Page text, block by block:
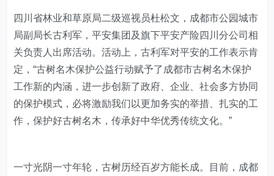
四川省林业和草原局二级巡视员杜松文，成都市公园城市
局副局长古利军，平安集团及旗下平安产险四川分公司相
关负责人出席活动。活动上，古利军对平安的工作表示肯
定，“古树名木保护公益行动赋予了成都市古树名木保护
工作新的内涵，进一步创新了政府、企业、社会多方协同
的保护模式，必将激励我们以更加务实的举措、扎实的工
作，保护好古树名木，传承好中华优秀传统文化。”
一寸光阴一寸年轮，古树历经百岁方能长成。目前，成都